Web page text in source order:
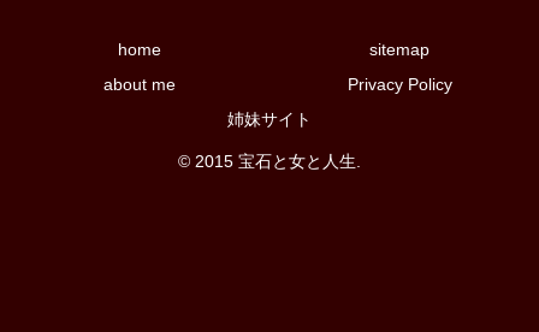
home
sitemap
about me
Privacy Policy
姉妹サイト
© 2015 宝石と女と人生.